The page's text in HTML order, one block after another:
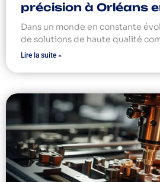
précision à Orléans
Dans un monde en constante
de solutions de haute qualité
Lire la suite »